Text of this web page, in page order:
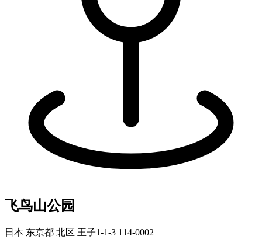
飞鸟山公园
日本 东京都 北区 王子1-1-3 114-0002